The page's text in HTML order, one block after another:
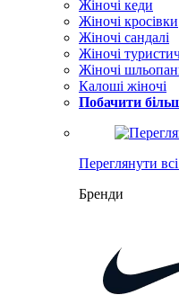
Жіночі кеди
Жіночі кросівки
Жіночі сандалі
Жіночі
Жіночі
Калоші жіночі
Побачити
Переглянути
Бренди